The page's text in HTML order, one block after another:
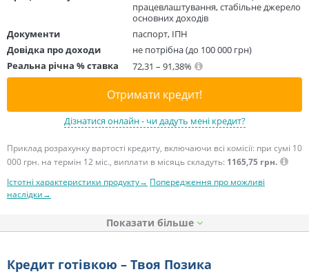
працевлаштування, стабільне джерело
основних доходів
Документи
паспорт, ІПН
Довідка про доходи
не потрібна (до 100 000 грн)
Реальна річна % ставка
72,31 – 91,38%
Отримати кредит!
Дізнатися онлайн - чи дадуть мені кредит?
Приклад розрахунку вартості кредиту, включаючи всі комісії: при сумі 10
000 грн. на термін 12 міс., виплати в місяць складуть: 1165,75 грн.
Істотні характеристики продукту→ Попередження про можливі
наслідки→
Показати
Кредит готівкою – Твоя Позика